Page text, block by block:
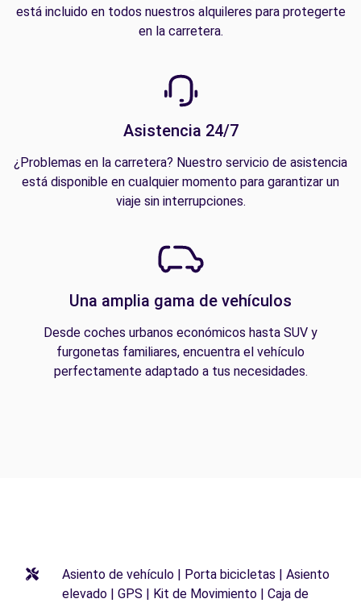
está incluido en todos nuestros alquileres para protegerte
en la carretera.
Asistencia 24/7
¿Problemas en la carretera? Nuestro servicio de asistencia
está disponible en cualquier momento para garantizar un
viaje sin interrupciones.
Una amplia gama de vehículos
Desde coches urbanos económicos hasta SUV y
furgonetas familiares, encuentra el vehículo
perfectamente adaptado a tus necesidades.
Asiento de vehículo | Porta bicicletas | Asiento
elevado | GPS | Kit de Movimiento | Caja de